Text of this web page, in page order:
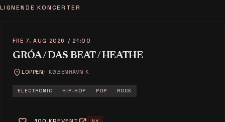
LIGNENDE KONCERTER
FRE 7. AUG 2026 / 21:00
GRÓA / DAS BEAT / HEATHE
location_on LOPPEN KØBENHAVN K
ELECTRONIC HIP-HOP POP ROCK